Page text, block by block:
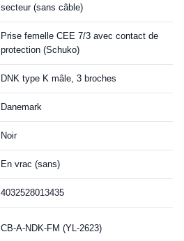
secteur (sans câble)
Prise femelle CEE 7/3 avec contact de
protection (Schuko)
DNK type K mâle, 3 broches
Danemark
Noir
En vrac (sans)
4032528013435
CB-A-NDK-FM (YL-2623)